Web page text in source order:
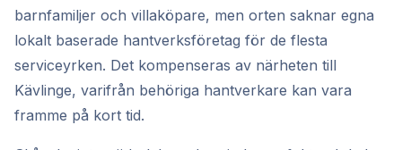
barnfamiljer och villaköpare, men orten saknar egna
lokalt baserade hantverksföretag för de flesta
serviceyrken. Det kompenseras av närheten till
Kävlinge, varifrån behöriga hantverkare kan vara
framme på kort tid.